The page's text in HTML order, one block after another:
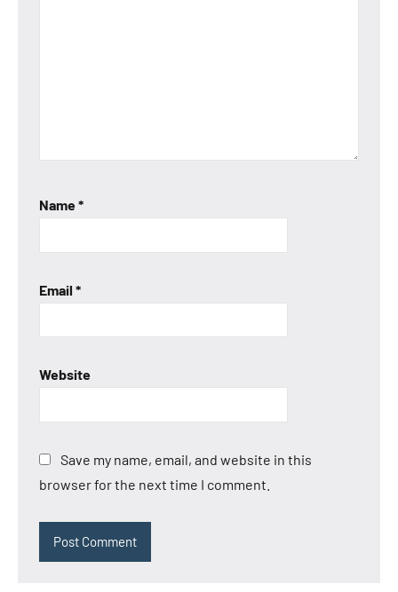
Name*
Email *
Website
Save my name, email, and website in this
browser for the next time I comment.